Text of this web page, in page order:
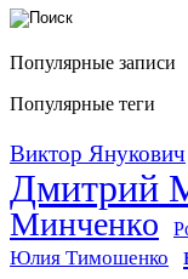
Популярные записи
Популярные теги
Виктор Янукович
Дмитрий
Минченко
Юлия Тимошенко